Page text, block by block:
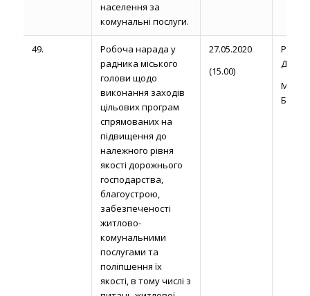
населення за
комунальні послуги.
49.
Робоча нарада у
радника міського
голови щодо
виконання заходів
цільових програм
спрямованих на
підвищення до
належного рівня
якості дорожнього
господарства,
благоустрою,
забезпеченості
житлово-
комунальними
послугами та
поліпшення їх
якості, в тому числі з
27.05.2020
(15.00)
Д.
Б.П.